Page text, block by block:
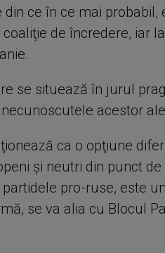
ce în ce mai probabil,
de încredere, iar
se situează în jurul
acestor
ca o opţiune
şi neutri din punct
pro-ruse, este
se va alia cu Blocul